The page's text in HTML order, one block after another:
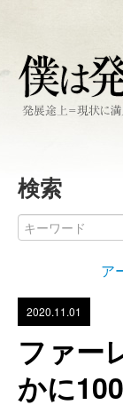
検索
ア
2020.11.01
ファー
かに